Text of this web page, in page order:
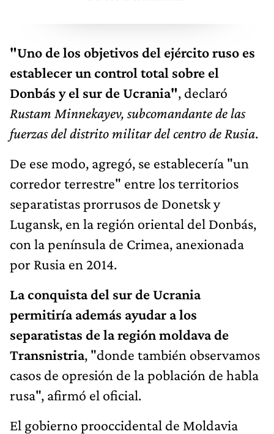
"Uno de los objetivos del ejército ruso es
establecer un control total sobre el
Donbás y el sur de Ucrania", declaró
Rustam Minnekayev, subcomandante de las
fuerzas del distrito militar del centro de Rusia.
De ese modo, agregó, se establecería "un
corredor terrestre" entre los territorios
separatistas prorrusos de Donetsk y
Lugansk, en la región oriental del Donbás,
con la península de Crimea, anexionada
por Rusia en 2014.
La conquista del sur de Ucrania
permitiría además ayudar a los
separatistas de la región moldava de
Transnistria, "donde también observamos
casos de opresión de la población de habla
rusa", afirmó el oficial.
El gobierno prooccidental de Moldavia